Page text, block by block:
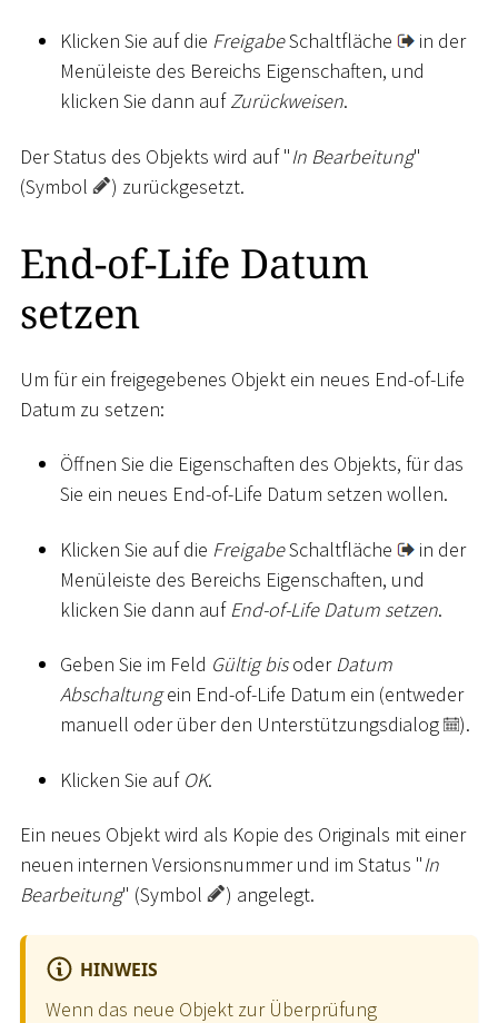
Klicken Sie auf die FreigabeSchaltfläche
in der
Menüleiste des Bereichs Eigenschaften, und
klicken Sie dann aufZurückweisen.
Der Status des Objekts wird auf "In Bearbeitung"
(Symbol
) zurückgesetzt.
End-of-Life Datum
setzen
Um für ein freigegebenes Objekt ein neues End-of-Life
Datum zu setzen:
Öffnen Sie die Eigenschaften des Objekts, für das
Sie ein neues End-of-Life Datum setzen wollen.
Klicken Sie auf die FreigabeSchaltfläche
in der
Menüleiste des Bereichs Eigenschaften, und
klicken Sie dann aufEnd-of-Life Datum setzen.
Geben Sie im Feld Gültig bisoderDatum
Abschaltungein End-of-Life Datum ein (entweder
manuell oder über den Unterstützungsdialog
).
Klicken Sie auf OK.
Ein neues Objekt wird als Kopie des Originals mit einer
neuen internen Versionsnummer und im Status "In
Bearbeitung" (Symbol ) angelegt.
HINWEIS
Wenn das neue Objekt zur Überprüfung